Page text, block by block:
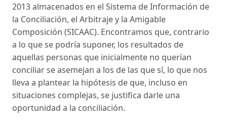
2013 almacenados en el Sistema de Información de
la Conciliación, el Arbitraje y la Amigable
Composición (SICAAC). Encontramos que, contrario
a lo que se podría suponer, los resultados de
aquellas personas que inicialmente no querían
conciliar se asemejan a los de las que sí, lo que nos
lleva a plantear la hipótesis de que, incluso en
situaciones complejas, se justifica darle una
oportunidad a la conciliación.